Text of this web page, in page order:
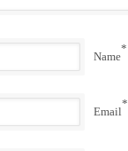
Name
*
Email
*